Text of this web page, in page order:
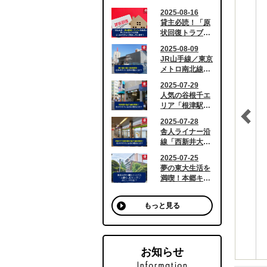
もっと見る
お知らせ